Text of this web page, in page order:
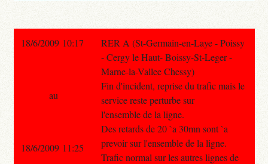
18/6/2009 10:17
RER A (St-Germain-en-Laye - Poissy
- Cergy le Haut- Boissy-St-Leger -
Marne-la-Vallee Chessy)
Fin d'incident, reprise du trafic mais le
service reste perturbe sur
l'ensemble de la ligne.
Des retards de 20 `a 30mn sont `a
prevoir sur l'ensemble de la ligne.
Trafic normal sur les autres lignes de
au
18/6/2009 11:25